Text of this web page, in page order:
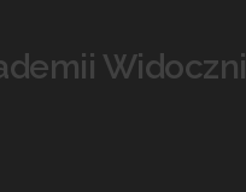
Widoczni